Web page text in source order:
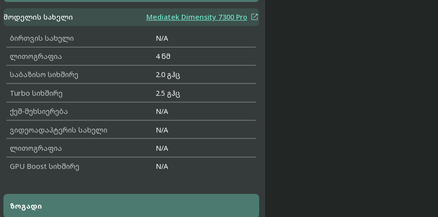
მოდელის სახელი Mediatek Dimensity 7300 Pro 
ბირთვის სახელი
N/A
ლითოგრაფია
4 ნმ
საბაზისო სიხშირე
2.0 გჰც
Turbo სიხშირე
2.5 გჰც
ქეშ-მეხსიერება
N/A
ვიდეოადაპტერის სახელი
N/A
ლითოგრაფია
N/A
GPU Boost სიხშირე
N/A
ზოგადი